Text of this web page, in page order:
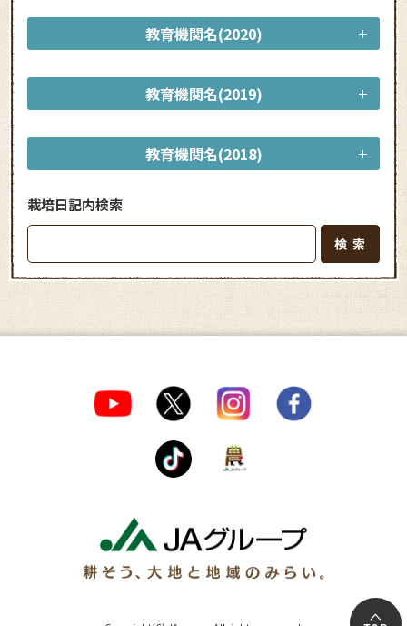
教育機関名(2020)
教育機関名(2019)
教育機関名(2018)
栽培日記内検索